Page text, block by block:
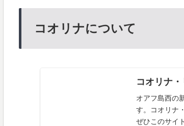
コオリナについて
コオリナ
オアフ島西の
す。コオリナ
ぜひこのサイ